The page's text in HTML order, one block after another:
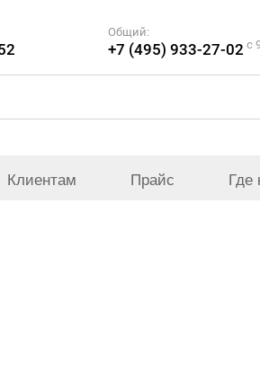
Общий:
+7 (495) 933-27-02 c
Клиентам Прайс Где